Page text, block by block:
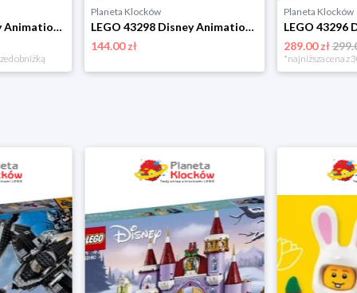
LEGO 43299 Disney Animation Królewska łódź weselna Arielki Lego
obniżką
Planeta Klocków
LEGO 43298 Disney Animation Kalendarz adwentowy na 2026 rok Lego
144.00 zł
Planeta Klocków
289.00 zł
*najniższa cena z